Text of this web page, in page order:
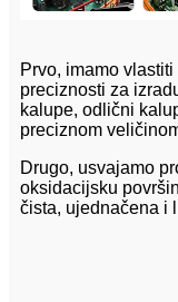
Prvo, imamo
preciznosti za
kalupe, odlični
preciznom
Drugo, usvajamo
oksidacijsku
čista, ujednačena i